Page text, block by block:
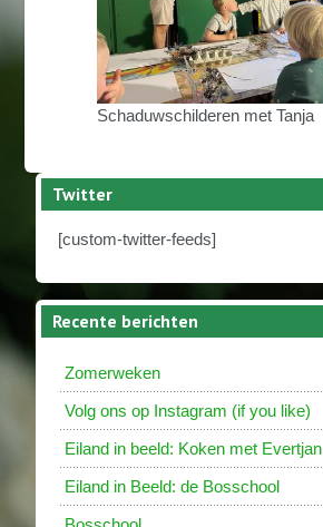
Schaduwschilderen met Tanja
Twitter
[custom-twitter-feeds]
Recente berichten
Zomerweken
Volg ons op Instagram (if you like)
Eiland in beeld: Koken met Evertjan
Eiland in Beeld: de Bosschool